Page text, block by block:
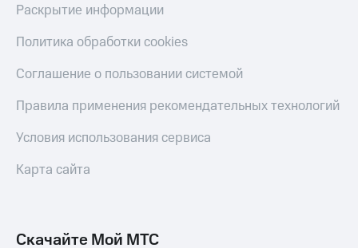
Раскрытие информации
Политика обработки cookies
Соглашение о пользовании системой
Правила применения рекомендательных технологий
Условия использования сервиса
Карта сайта
Скачайте Мой МТС